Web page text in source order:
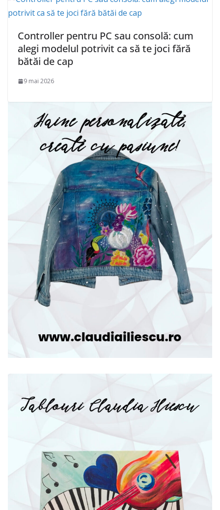
Controller pentru PC sau consolă: cum
alegi modelul potrivit ca să te joci fără
bătăi de cap
9 mai 2026